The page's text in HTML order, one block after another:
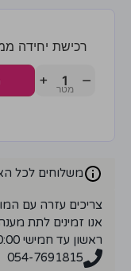
רכישת יחידה ממוצר
−
+
משלוחים לכל
צריכים עזרה עם
אנו זמינים לתת
ראשון עד חמישי 10:00 – 18:00
054-7691815